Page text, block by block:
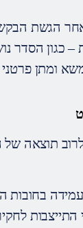
הגשת
כגון הסדר
ומתן
תוצאה
בחובות
התייצבות